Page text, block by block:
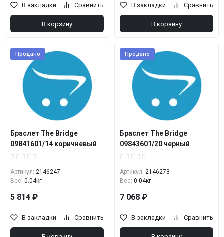
В закладки Сравнить
В корзину
В закладки Сравнить
В корзину
Продано
Браслет The Bridge
09841601/14 коричневый
Артикул: 2146247
Вес: 0.04кг
5 814 ₽
В закладки Сравнить
Продано
Браслет The Bridge
09843601/20 черный
Артикул: 2146273
Вес: 0.04кг
7 068 ₽
В закладки Сравнить